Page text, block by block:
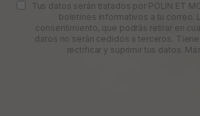
Tus datos serán tratados por POLIN ET
boletines informativos a tu correo.
consentimiento, que podrás retirar en
datos no serán cedidos a terceros.
rectificar y suprimir tus datos.